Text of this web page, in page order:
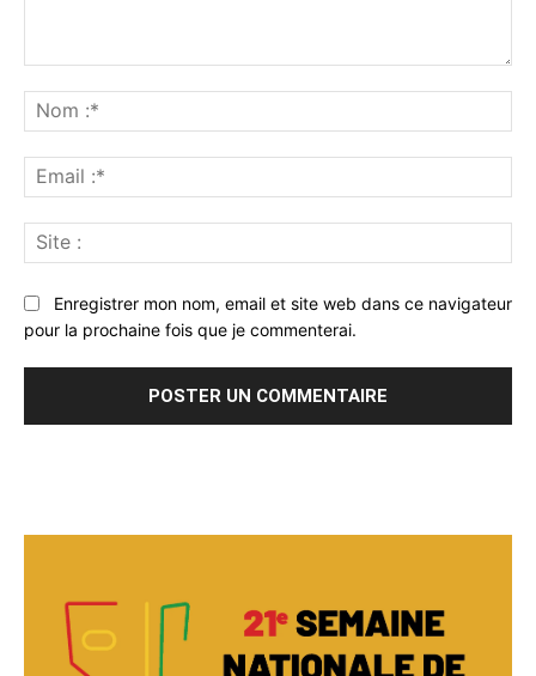
:*
:*
:
Enregistrer mon nom, email et site web dans ce navigateur
pour la prochaine fois que je commenterai.